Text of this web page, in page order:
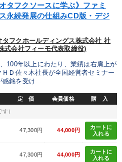
講話４選
姿勢を学びたい
に聞かせたい
ダーの魅力向上
タフクソースに学ぶ》ファミ
永続発展の仕組みCD版・デジ
タフクホールディングス株式会社 社
式会社フィーモ代表取締役)
100年以上にわたり、業績は右肩上が
Ｄ佐々木社長が全国経営者セミナー
銘を受け...
定 価 会員価格 購 入
）
47,300円 44,000円
カートに
入れる
47,300円 44,000円
カートに
入れる